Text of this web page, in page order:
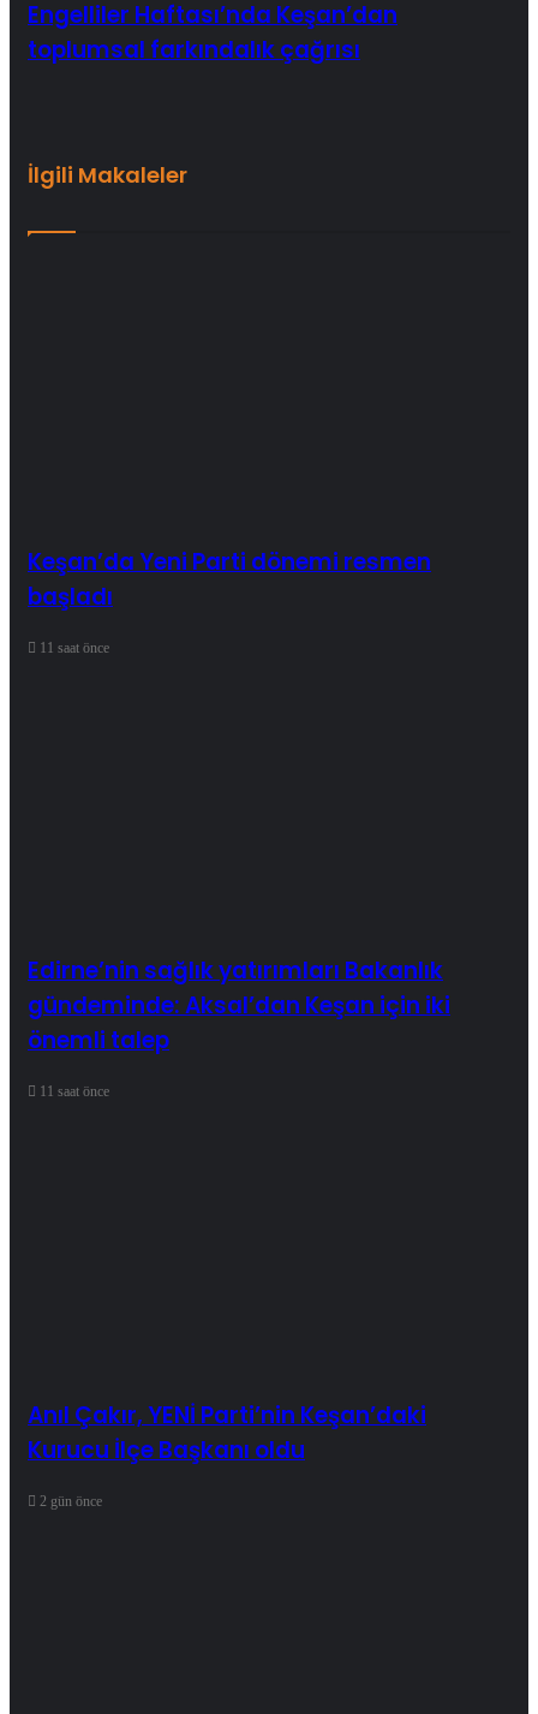
Engelliler Haftası’nda Keşan’dan
toplumsal farkındalık çağrısı
İlgili Makaleler
Keşan’da Yeni Parti dönemi resmen
başladı
11 saat önce
Edirne’nin sağlık yatırımları Bakanlık
gündeminde: Aksal’dan Keşan için iki
önemli talep
11 saat önce
Anıl Çakır, YENİ Parti’nin Keşan’daki
Kurucu İlçe Başkanı oldu
2 gün önce